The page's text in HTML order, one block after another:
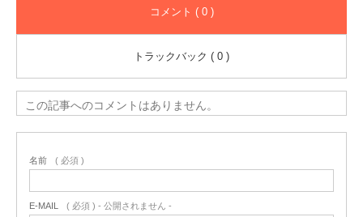
コメント ( 0 )
トラックバック ( 0 )
この記事へのコメントはありません。
名前 ( 必須 )
E-MAIL ( 必須 ) - 公開されません -